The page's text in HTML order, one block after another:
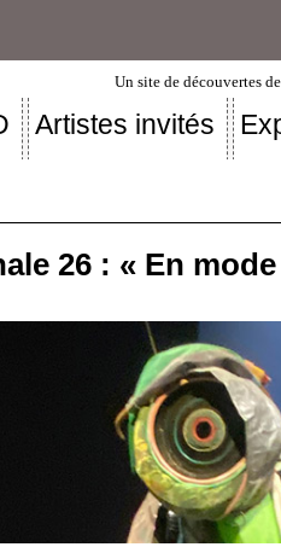
Un site de découvertes
Artistes invités
26 : « En